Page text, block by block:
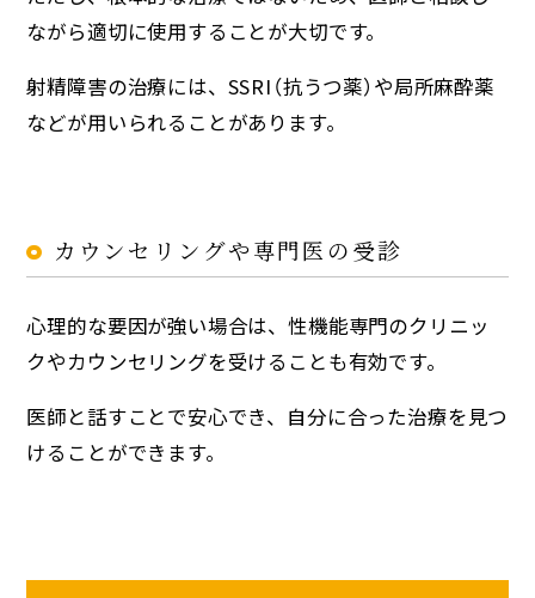
ながら適切に使用することが大切です。
射精障害の治療には、SSRI（抗うつ薬）や局所麻酔薬
などが用いられることがあります。
カウンセリングや専門医の受診
心理的な要因が強い場合は、性機能専門のクリニッ
クやカウンセリングを受けることも有効です。
医師と話すことで安心でき、自分に合った治療を見つ
けることができます。